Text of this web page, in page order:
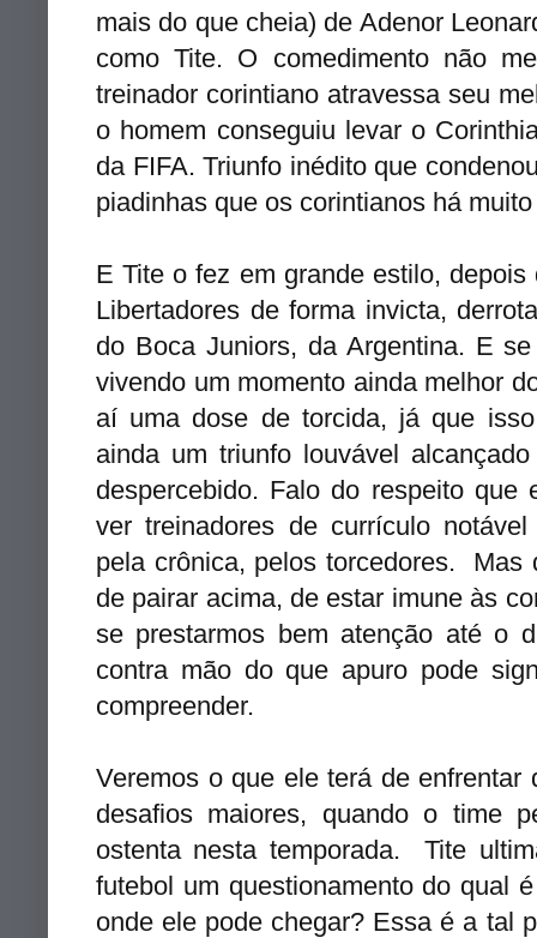
mais do que cheia) de Adenor
como Tite. O comedimento não
treinador corintiano atravessa seu
o homem conseguiu levar o
da FIFA. Triunfo inédito que
piadinhas que os corintianos há
E Tite o fez em grande estilo,
Libertadores de forma invicta,
do Boca Juniors, da Argentina. E
vivendo um momento ainda melhor
aí uma dose de torcida, já que
ainda um triunfo louvável
despercebido. Falo do respeito que
ver treinadores de currículo
pela crônica, pelos torcedores. Mas
de pairar acima, de estar imune às
se prestarmos bem atenção até o
contra mão do que apuro pode
compreender.
Veremos o que ele terá de
desafios maiores, quando o time
ostenta nesta temporada. Tite
futebol um questionamento do qual
onde ele pode chegar? Essa é a tal